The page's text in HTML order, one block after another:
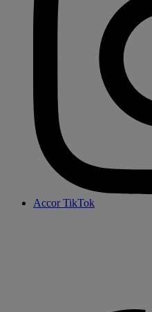
Accor TikTok